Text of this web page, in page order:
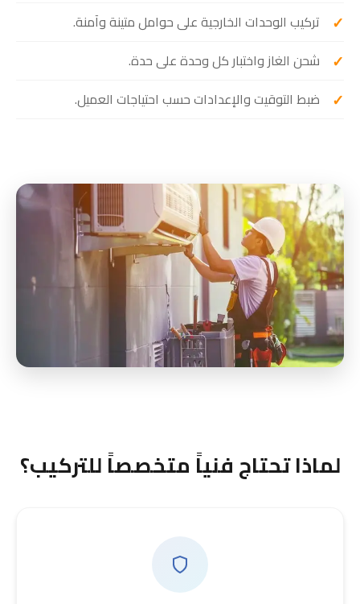
تركيب الوحدات الخارجية على حوامل متينة وآمنة.
شحن الغاز واختبار كل وحدة على حدة.
ضبط التوقيت والإعدادات حسب احتياجات العميل.
لماذا تحتاج فنياً متخصصاً للتركيب؟